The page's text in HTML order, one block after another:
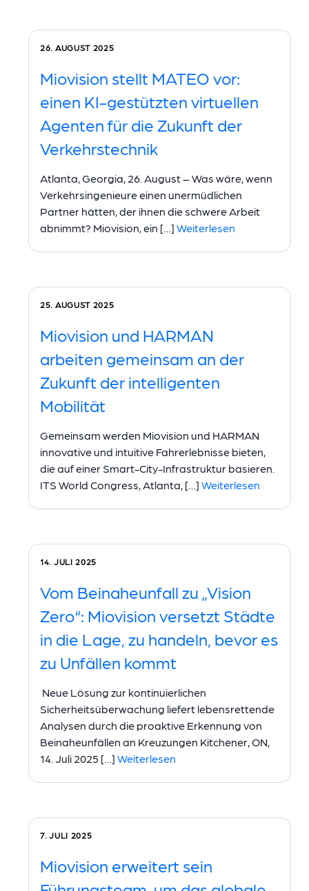
26. AUGUST 2025
Miovision stellt MATEO vor:
einen KI-gestützten virtuellen
Agenten für die Zukunft der
Verkehrstechnik
Atlanta, Georgia, 26. August – Was wäre, wenn
Verkehrsingenieure einen unermüdlichen
Partner hätten, der ihnen die schwere Arbeit
abnimmt? Miovision, ein […] Weiterlesen
25. AUGUST 2025
Miovision und HARMAN
arbeiten gemeinsam an der
Zukunft der intelligenten
Mobilität
Gemeinsam werden Miovision und HARMAN
innovative und intuitive Fahrerlebnisse bieten,
die auf einer Smart-City-Infrastruktur basieren.
ITS World Congress, Atlanta, […] Weiterlesen
14. JULI 2025
Vom Beinaheunfall zu „Vision
Zero“: Miovision versetzt Städte
in die Lage, zu handeln, bevor es
zu Unfällen kommt
Neue Lösung zur kontinuierlichen
Sicherheitsüberwachung liefert lebensrettende
Analysen durch die proaktive Erkennung von
Beinaheunfällen an Kreuzungen Kitchener, ON,
14. Juli 2025 […] Weiterlesen
7. JULI 2025
Miovision erweitert sein